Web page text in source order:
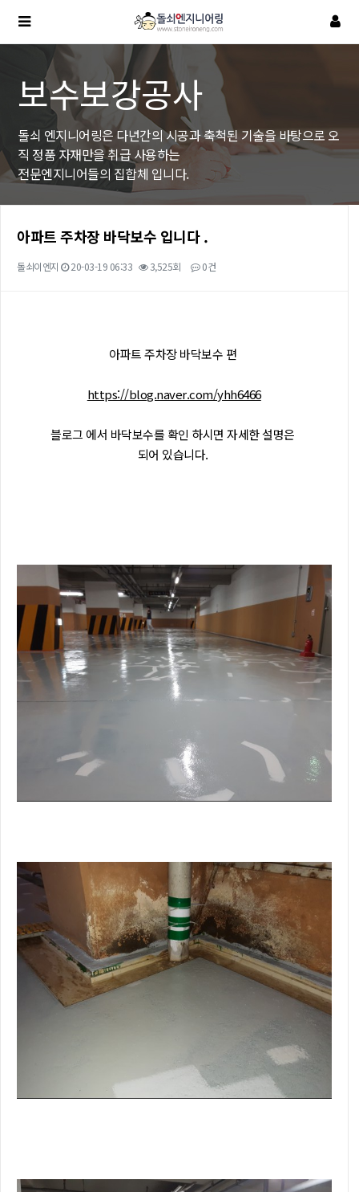
보수보강공사
돌쇠 엔지니어링은 다년간의 시공과 축척된 기술을 바탕으로 오
직 정품 자재만을 취급 사용하는
전문엔지니어들의 집합체 입니다.
아파트 주차장 바닥보수 입니다 .
돌쇠이엔지 20-03-19 06:33 3,525회 0건
아파트 주차장 바닥보수 편
https://blog.naver.com/yhh6466
블로그 에서 바닥보수를 확인 하시면 자세한 설명은
되어 있습니다.